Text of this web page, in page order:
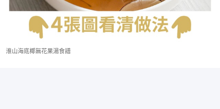
淮山海底椰無花果湯食譜